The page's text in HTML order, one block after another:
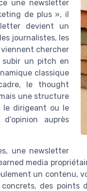
une newsletter
de plus », il
devient un
journalistes, les
chercher
un pitch en
classique
le thought
une structure
le dirigeant ou le
auprès
une newsletter
media
un contenu,
concrets, des